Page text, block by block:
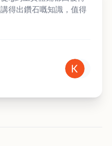
得出鑽石嘅知識，值得